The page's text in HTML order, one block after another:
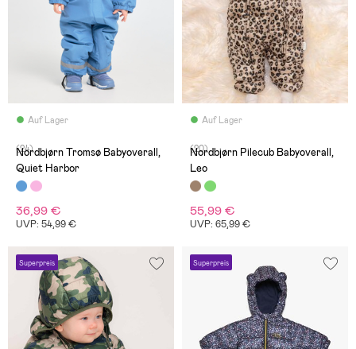
Auf Lager
(24)
Nordbjørn Tromsø Babyoverall,
Quiet Harbor
36,99 €
UVP: 54,99 €
Auf Lager
(20)
Nordbjørn Pilecub Babyoverall,
Leo
55,99 €
UVP: 65,99 €
Superpreis Superpreis